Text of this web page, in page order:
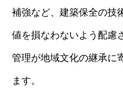
補強など、建築保全の技
値を損なわないよう配慮
管理が地域文化の継承に
ます。